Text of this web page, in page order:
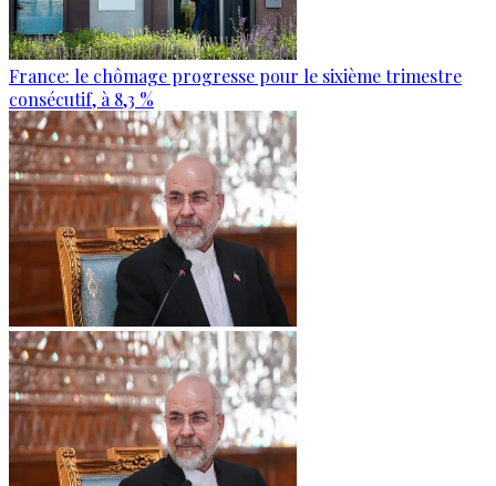
France: le chômage progresse pour le sixième trimestre
consécutif, à 8,3 %